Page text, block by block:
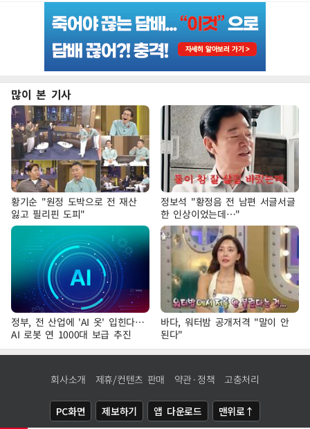
많이 본 기사
황기순 "원정 도박으로 전 재산
잃고 필리핀 도피"
정보석 "황정음 전 남편 서글서글
한 인상이었는데…"
정부, 전 산업에 'AI 옷' 입힌다…
AI 로봇 연 1000대 보급 추진
바다, 워터밤 공개저격 "말이 안
된다"
회사소개 제휴/컨텐츠 판매 약관·정책 고충처리
PC화면 제보하기 앱 다운로드 맨위로↑